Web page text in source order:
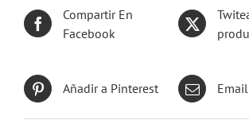
Compartir En
Facebook
Añadir a Pinterest